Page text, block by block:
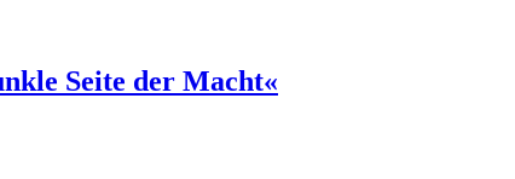
Seite der Macht«